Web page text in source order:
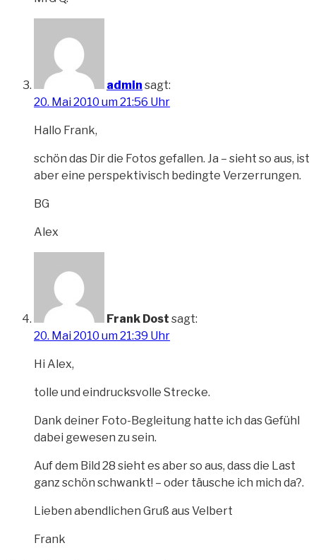
admin sagt:
20. Mai 2010 um 21:56 Uhr
Hallo Frank,
schön das Dir die Fotos gefallen. Ja – sieht so aus, ist
aber eine perspektivisch bedingte Verzerrungen.
BG
Alex
Frank Dost sagt:
20. Mai 2010 um 21:39 Uhr
Hi Alex,
tolle und eindrucksvolle Strecke.
Dank deiner Foto-Begleitung hatte ich das Gefühl
dabei gewesen zu sein.
Auf dem Bild 28 sieht es aber so aus, dass die Last
ganz schön schwankt! – oder täusche ich mich da?.
Lieben abendlichen Gruß aus Velbert
Frank